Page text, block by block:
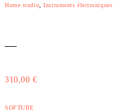
Home studio ,Instruments électroniques
—
310,00 €
SOFTUBE